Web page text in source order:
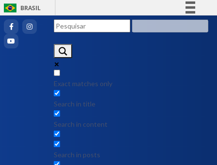
BRASIL
Exact matches only
Search in title
Search in content
Search in posts